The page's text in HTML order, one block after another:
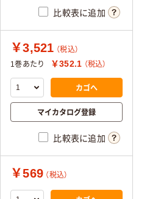
比較表に追加
￥3,521 （税込）
1巻あたり
￥352.1 （税込）
カゴへ
マイカタログ登録
比較表に追加
￥569 （税込）